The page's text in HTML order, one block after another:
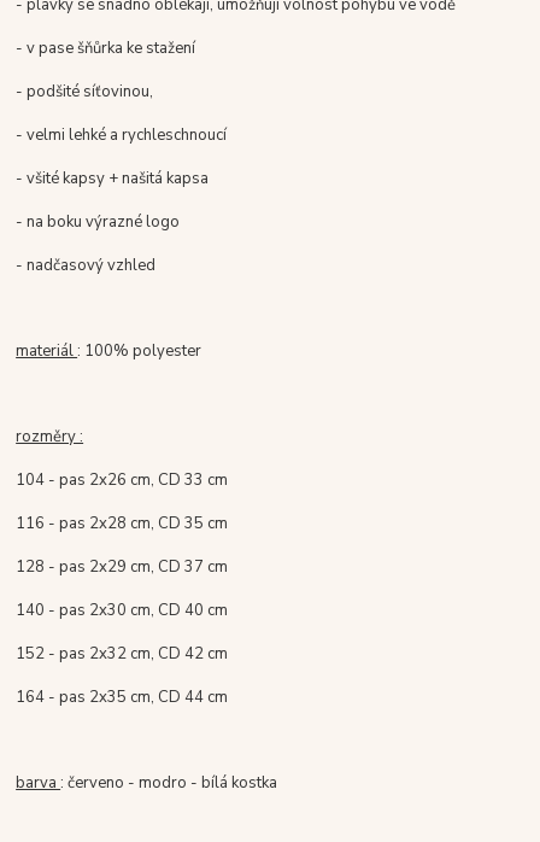
- plavky se snadno oblékají, umožňují volnost pohybu ve vodě
- v pase šňůrka ke stažení
- podšité síťovinou,
- velmi lehké a rychleschnoucí
- všité kapsy + našitá kapsa
- na boku výrazné logo
- nadčasový vzhled
materiál: 100% polyester
rozměry :
104 - pas 2x26 cm, CD 33 cm
116 - pas 2x28 cm, CD 35 cm
128 - pas 2x29 cm, CD 37 cm
140 - pas 2x30 cm, CD 40 cm
152 - pas 2x32 cm, CD 42 cm
164 - pas 2x35 cm, CD 44 cm
barva: červeno - modro - bílá kostka